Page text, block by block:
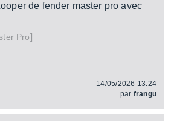
de fender master pro avec
Pro]
14/05/2026 13:24
par frangu